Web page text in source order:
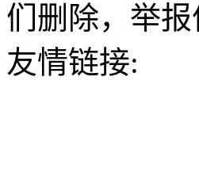
们删除，举
友情链接: